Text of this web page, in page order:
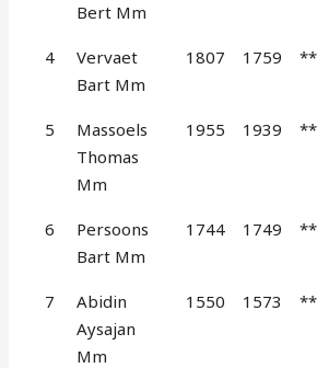
Bert Mm
4
Vervaet
Bart Mm
1807 1759 **
5
Massoels
Thomas
Mm
1955 1939 **
6
Persoons
Bart Mm
1744 1749 **
7
Abidin
Aysajan
Mm
1550 1573 **